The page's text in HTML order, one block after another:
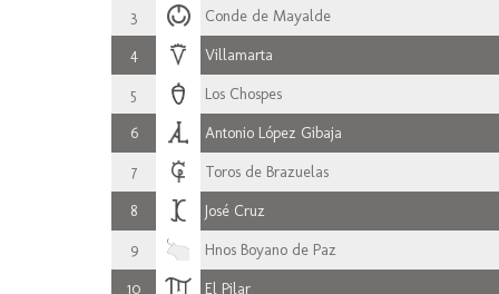
3 Conde de Mayalde
4 Villamarta
5 Los Chospes
6 Antonio López Gibaja
7 Toros de Brazuelas
8 José Cruz
9 Hnos Boyano de Paz
10 El Pilar